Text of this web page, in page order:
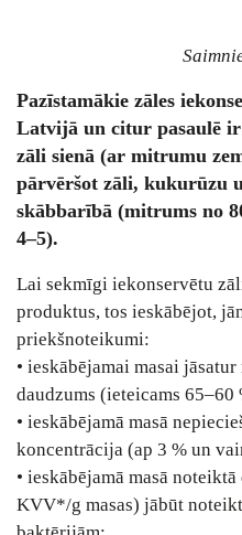
Pazīstamākie zāles
Latvijā un citur pasaulē ir
zāli sienā (ar mitrumu
pārvēršot zāli, kukurūzu
skābbarībā (mitrums no
4–5).
Lai sekmīgi iekonservētu
produktus, tos ieskābējot,
priekšnoteikumi:
• ieskābējamai masai
daudzums (ieteicams 65–60
• ieskābējamā masā
koncentrācija (ap 3 % un
• ieskābējamā masā
KVV*/g masas) jābūt